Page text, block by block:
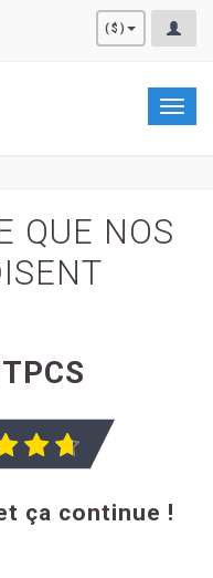
($)
QUE NOS
ça continue !